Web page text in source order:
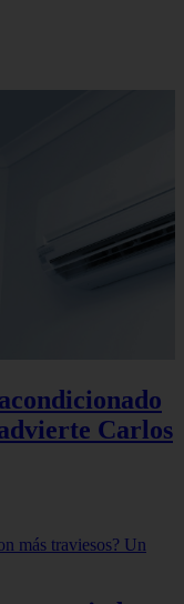
Carlos